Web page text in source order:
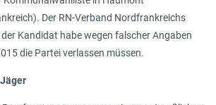
Der RN-Verband Nordfrankreichs
Kandidat habe wegen falscher Angaben
die Partei verlassen müssen.